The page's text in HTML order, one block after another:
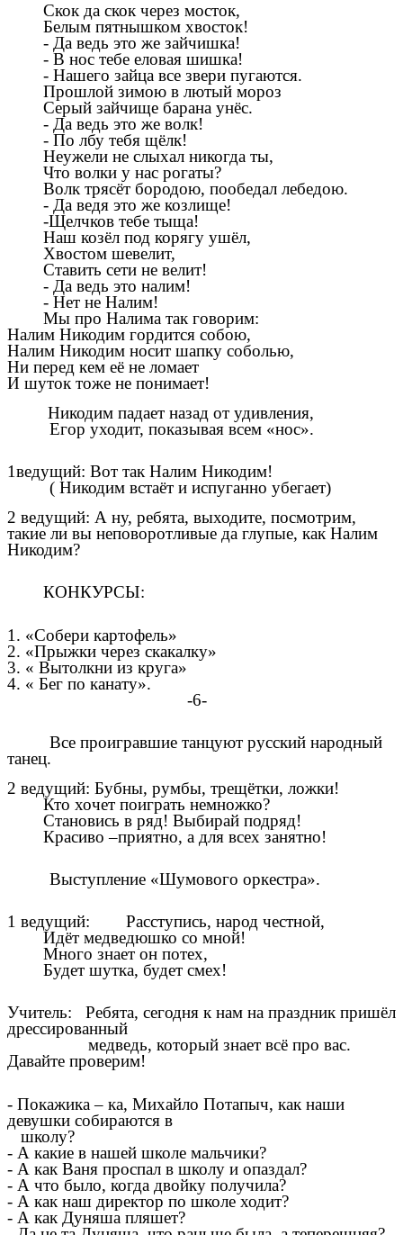
Скок да скок через мосток,
Белым пятнышком хвосток!
- Да ведь это же зайчишка!
- В нос тебе еловая шишка!
- Нашего зайца все звери пугаются.
Прошлой зимою в лютый мороз
Серый зайчище барана унёс.
- Да ведь это же волк!
- По лбу тебя щёлк!
Неужели не слыхал никогда ты,
Что волки у нас рогаты?
Волк трясёт бородою, пообедал лебедою.
- Да ведя это же козлище!
-Щелчков тебе тыща!
Наш козёл под корягу ушёл,
Хвостом шевелит,
Ставить сети не велит!
- Да ведь это налим!
- Нет не Налим!
Мы про Налима так говорим:
Налим Никодим гордится собою,
Налим Никодим носит шапку соболью,
Ни перед кем её не ломает
И шуток тоже не понимает!
Никодим падает назад от удивления,
Егор уходит, показывая всем «нос».
1ведущий: Вот так Налим Никодим!
( Никодим встаёт и испуганно убегает)
2 ведущий: А ну, ребята, выходите, посмотрим,
такие ли вы неповоротливые да глупые, как Налим
Никодим?
КОНКУРСЫ:
1. «Собери картофель»
2. «Прыжки через скакалку»
3. « Вытолкни из круга»
4. « Бег по канату».
-6-
Все проигравшие танцуют русский народный
танец.
2 ведущий: Бубны, румбы, трещётки, ложки!
Кто хочет поиграть немножко?
Становись в ряд! Выбирай подряд!
Красиво –приятно, а для всех занятно!
Выступление «Шумового оркестра».
1 ведущий: Расступись, народ честной,
Идёт медведюшко со мной!
Много знает он потех,
Будет шутка, будет смех!
Учитель: Ребята, сегодня к нам на праздник пришёл
дрессированный
медведь, который знает всё про вас.
Давайте проверим!
- Покажика – ка, Михайло Потапыч, как наши
девушки собираются в
школу?
- А какие в нашей школе мальчики?
- А как Ваня проспал в школу и опаздал?
- А что было, когда двойку получила?
- А как наш директор по школе ходит?
- А как Дуняша пляшет?